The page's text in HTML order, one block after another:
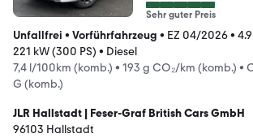
Sehr guter Preis
Unfallfrei • Vorführfahrzeug • EZ 04/2026•
221 kW (300 PS) • Diesel
7,4 l/100km (komb.) • 193 g CO₂/km (komb.) •
G (komb.)
JLR Hallstadt | Feser-Graf British Cars GmbH
96103 Hallstadt